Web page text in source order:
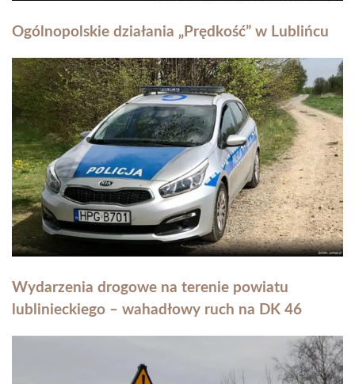
Ogólnopolskie działania „Prędkość” w Lublińcu
Wydarzenia drogowe na terenie powiatu
lublinieckiego – wahadłowy ruch na DK 46